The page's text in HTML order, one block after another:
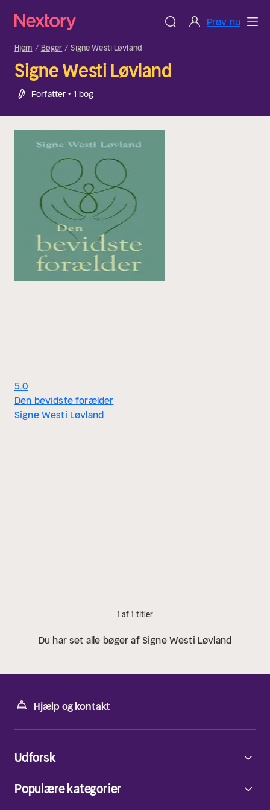
Prøv nu
Hjem Bøger Signe Westi Løvland
Signe Westi Løvland
Forfatter • 1 bog
5.0
Den bevidste forælder
Signe Westi Løvland
1 af 1 titler
Du har set alle bøger af Signe Westi Løvland
Hjælp og kontakt
Udforsk
Populære kategorier